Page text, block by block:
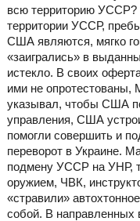
всю территорию УССР?
территории УССР,
США являются, мягко
«заигрались» в
истекло. В своих
ими не опротестованы,
указывал, чтобы США
управления, США
помогли совершить и
переворот в Украине.
подмену УССР на УНР,
оружием, ЧВК,
«стравили»
собой. В